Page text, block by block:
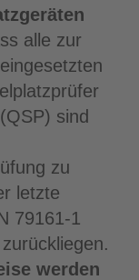
alle zur
sind
zu
letzte
79161-1
werden